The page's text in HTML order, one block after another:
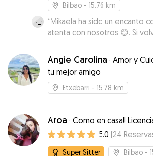
bien que estaba, y la verdad
gusto con ella. Además,
para conocerla y que Yira tuviera
ella, fue algo que me
estupendo. Sin duda volveré
siempre que pueda.”
Bilbao - 15.76 km
“Mikaela ha sido un encanto
atenta con nosotros 😊. Si
duda sabemos dónde puede
tan contenta con Cody y
Angie Carolina · Amor y
tu mejor amigo
Etxebarri - 15.78 km
Aroa · Como en casa!!
5.0 (24
Super Sitter Bilbao -